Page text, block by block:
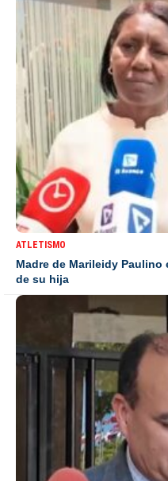
ATLETISMO
Madre de Marileidy
de su hija